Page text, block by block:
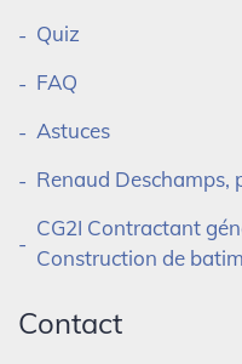
Quiz
FAQ
Astuces
Renaud Deschamps,
CG2I Contractant
Construction de
Contact